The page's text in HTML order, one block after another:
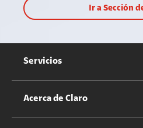
Ir a Sección
Servicios
Servicios Móviles
Acerca de Claro